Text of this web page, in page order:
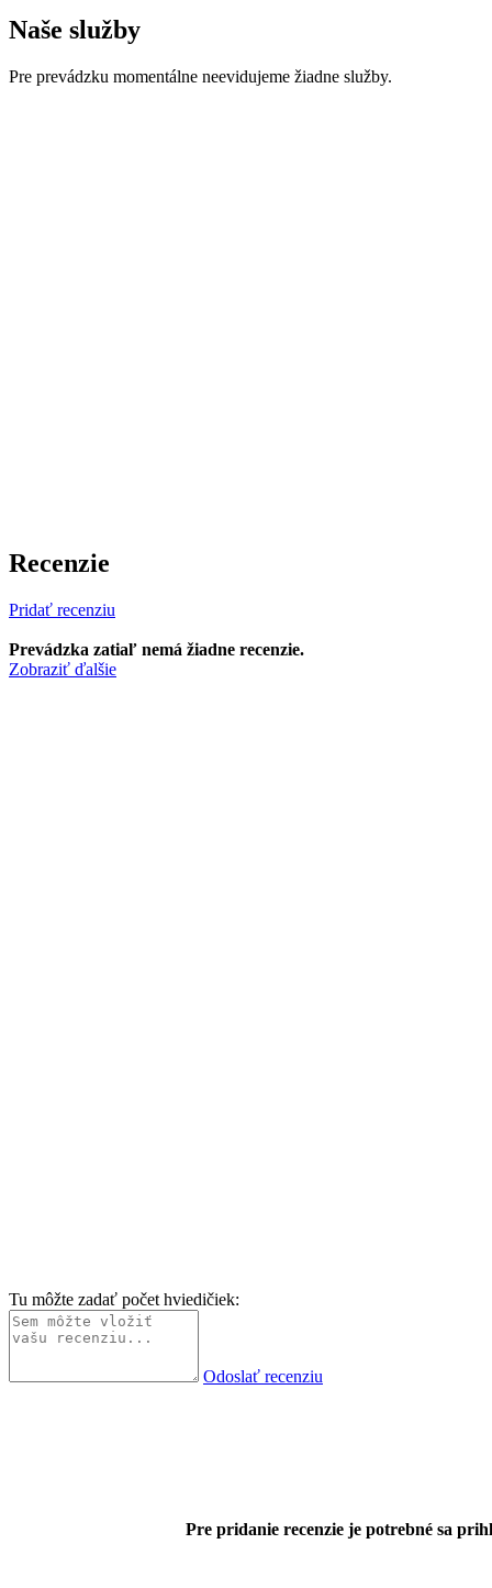
Naše služby
Pre prevádzku momentálne neevidujeme žiadne služby.
Recenzie
Pridať recenziu
Prevádzka zatiaľ nemá žiadne recenzie.
Zobraziť ďalšie
Tu môžte zadať počet hviedičiek:
Odoslať recenziu
Pre pridanie recenzie je potrebné sa